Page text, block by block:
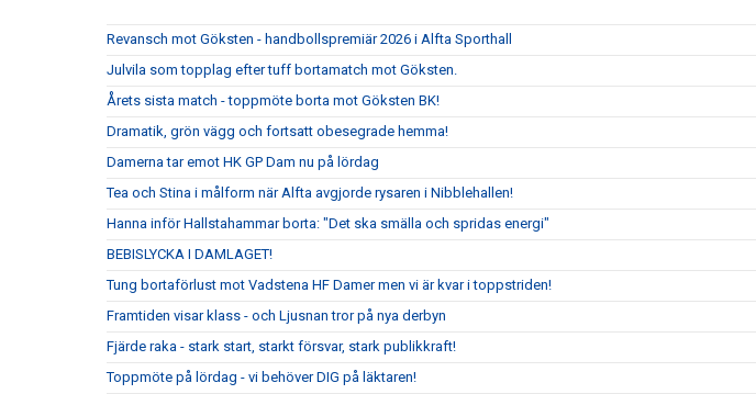
Revansch mot Göksten - handbollspremiär 2026 i Alfta Sporthall
Julvila som topplag efter tuff bortamatch mot Göksten.
Årets sista match - toppmöte borta mot Göksten BK!
Dramatik, grön vägg och fortsatt obesegrade hemma!
Damerna tar emot HK GP Dam nu på lördag
Tea och Stina i målform när Alfta avgjorde rysaren i Nibblehallen!
Hanna inför Hallstahammar borta: "Det ska smälla och spridas energi"
BEBISLYCKA I DAMLAGET!
Tung bortaförlust mot Vadstena HF Damer men vi är kvar i toppstriden!
Framtiden visar klass - och Ljusnan tror på nya derbyn
Fjärde raka - stark start, starkt försvar, stark publikkraft!
Toppmöte på lördag - vi behöver DIG på läktaren!